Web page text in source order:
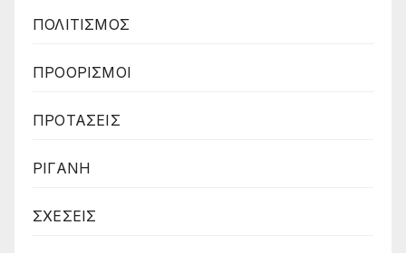
ΠΟΛΙΤΙΣΜΟΣ
ΠΡΟΟΡΙΣΜΟΙ
ΠΡΟΤΑΣΕΙΣ
ΡΙΓΑΝΗ
ΣΧΕΣΕΙΣ